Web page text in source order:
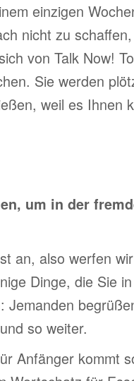
einzigen
nicht zu
von Talk Now!
Sie werden
weil es Ihnen
um in der
an, also werfen
Dinge, die Sie
Jemanden
so weiter.
Anfänger kommt